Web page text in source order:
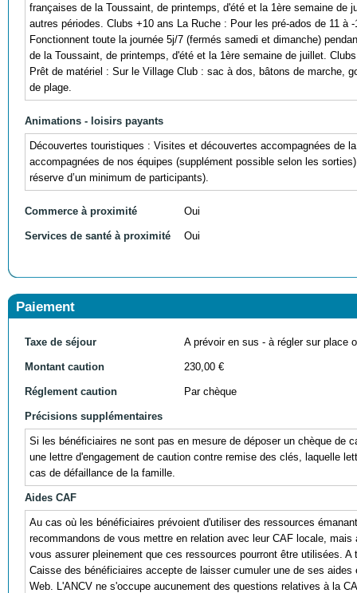
françaises de la Toussaint, de printemps, d'été et la 1ère semaine de
autres périodes. Clubs +10 ans La Ruche : Pour les pré-ados de 11 à
Fonctionnent toute la journée 5j/7 (fermés samedi et dimanche)
de la Toussaint, de printemps, d'été et la 1ère semaine de juillet.
Prêt de matériel : Sur le Village Club : sac à dos, bâtons de marche,
de plage.
Animations - loisirs payants
Découvertes touristiques : Visites et découvertes accompagnées de
accompagnées de nos équipes (supplément possible selon les
réserve d’un minimum de participants).
Commerce à proximité Oui
Services de santé à proximité Oui
Paiement
Taxe de séjour A prévoir en sus - à régler sur place
Montant caution 230,00 €
Réglement caution Par chèque
Précisions supplémentaires
Si les bénéficiaires ne sont pas en mesure de déposer un chèque de
une lettre d'engagement de caution contre remise des clés, laquelle
cas de défaillance de la famille.
Aides CAF
Au cas où les bénéficiaires prévoient d'utiliser des ressources
recommandons de vous mettre en relation avec leur CAF locale,
vous assurer pleinement que ces ressources pourront être utilisées.
Caisse des bénéficiaires accepte de laisser cumuler une de ses
Web. L'ANCV ne s'occupe aucunement des questions relatives à la